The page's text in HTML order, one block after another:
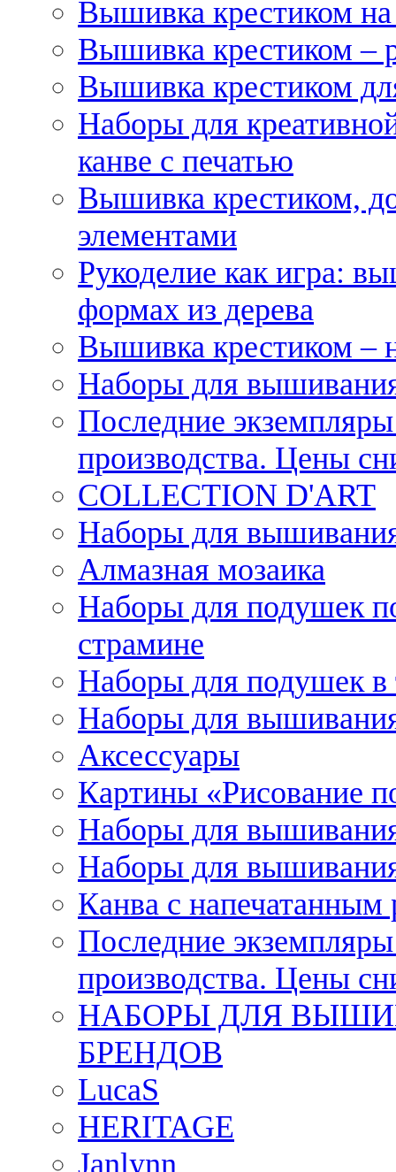
Вышивка крестиком
Вышивка крестиком –
Вышивка крестиком
Наборы для
канве с печатью
Вышивка крестиком,
элементами
Рукоделие как игра:
формах из дерева
Вышивка крестиком –
Наборы для
Последние
производства. Цены
COLLECTION D'ART
Наборы для
Алмазная мозаика
Наборы для подушек
страмине
Наборы для подушек в
Наборы для
Аксессуары
Картины «Рисование
Наборы для
Наборы для
Канва с напечатанным
Последние
производства. Цены
НАБОРЫ ДЛЯ
БРЕНДОВ
LucaS
HERITAGE
Janlynn